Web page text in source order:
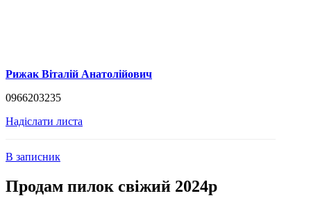
Рижак Віталій Анатолійович
0966203235
Надіслати листа
В записник
Продам пилок свіжий 2024р